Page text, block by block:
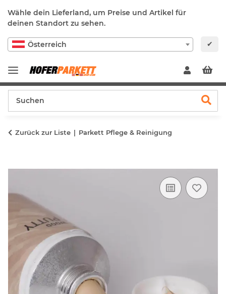
Wähle dein Lieferland, um Preise und Artikel für
deinen Standort zu sehen.
Österreich ✔
Zurück zur Liste Parkett Pflege & Reinigung